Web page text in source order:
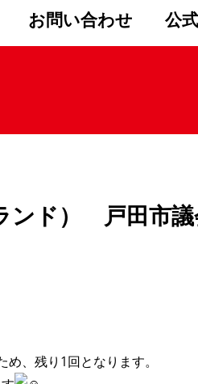
お問い合わせ 公
ンド） 戸田市
、残り1回となります。